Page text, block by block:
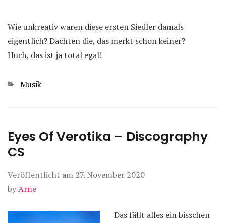
Wie unkreativ waren diese ersten Siedler damals
eigentlich? Dachten die, das merkt schon keiner?
Huch, das ist ja total egal!
Kategorien
Musik
Eyes Of Verotika – Discography
CS
Veröffentlicht am 27. November 2020
byArne
Das fällt alles ein bisschen